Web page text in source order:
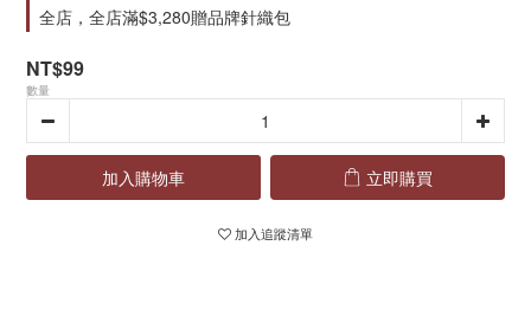
全店，全店滿$3,280贈品牌針織包
NT$99
數量
加入購物車 立即購買
加入追蹤清單